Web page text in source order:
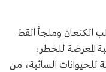
الكنعان وملجأ القط
المعرضة للخطر،
للحيوانات السائبة، من